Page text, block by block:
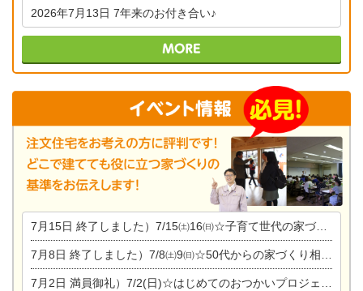
2026年7月13日 7年来のお付き合い♪
7月15日 終了しました）7/15㈯16㈰☆子育て世代の家づくり相談会
7月8日 終了しました）7/8㈯9㈰☆50代からの家づくり相談会
7月2日 満員御礼）7/2(日)☆はじめてのおつかいプロジェクト